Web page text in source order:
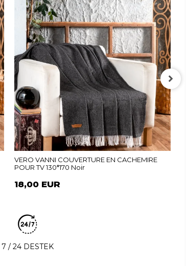
VERO VANNI COUVERTURE EN CACHEMIRE
POUR TV 130*170 Noir
18,00 EUR
7 / 24 DESTEK